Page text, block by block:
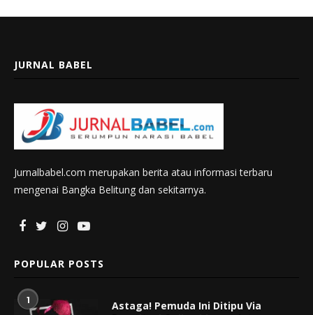
JURNAL BABEL
Jurnalbabel.com merupakan berita atau informasi terbaru
mengenai Bangka Belitung dan sekitarnya.
POPULAR POSTS
1
Astaga! Pemuda Ini Ditipu Via